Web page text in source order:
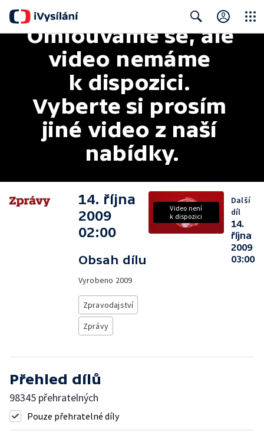
Search
Omlouváme se, ale
video nemáme
k dispozici.
Vyberte si prosím
jiné video z naší
nabídky.
14. října
2009
02:00
Obsah dílu
Vyrobeno 2009
Zpravodajství
Zprávy
Video není
k dispozici
Další
díl
14.
října
2009
03:00
Přehled dílů
98345 přehratelných
Pouze přehratelné díly